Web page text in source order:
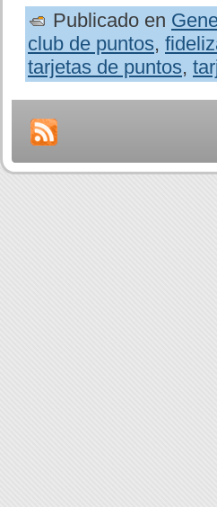
Publicado en
club de puntos,
tarjetas de puntos,